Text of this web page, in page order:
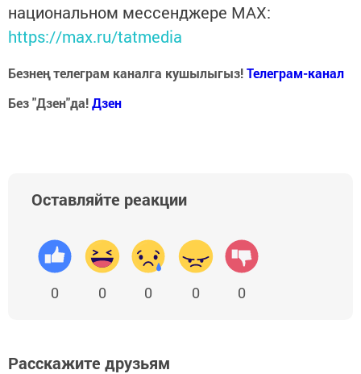
национальном мессенджере MАХ:
https://max.ru/tatmedia
Безнең телеграм каналга кушылыгыз!Телеграм-канал
Без "Дзен"да!Дзен
Оставляйте реакции
0 0 0 0 0
Расскажите друзьям